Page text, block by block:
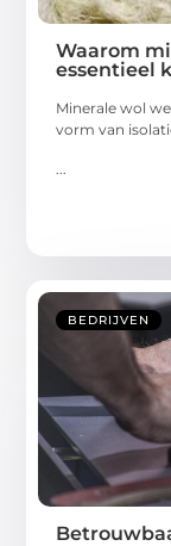
Waarom
essentieel
Minerale wol
vorm van
BEDRIJVEN